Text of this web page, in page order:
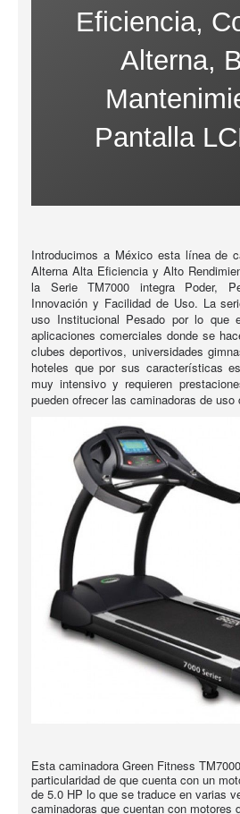
Eficiencia,
Alterna,
Pantalla
Introducimos a México esta línea de
Alterna Alta Eficiencia y Alto
la Serie TM7000 integra Poder,
Innovación y Facilidad de Uso. La
uso Institucional Pesado por lo que
aplicaciones comerciales donde se
clubes deportivos, universidades
hoteles que por sus características
muy intensivo y requieren
pueden ofrecer las caminadoras de uso
Esta caminadora Green Fitness
particularidad de que cuenta con un
de 5.0 HP lo que se traduce en varias
caminadoras que cuentan con motores